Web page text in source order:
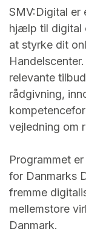
SMV:Digital er
hjælp til digital
at styrke dit
relevante
rådgivning,
vejledning om
Programmet
for Danmarks
fremme
mellemstore
Danmark.